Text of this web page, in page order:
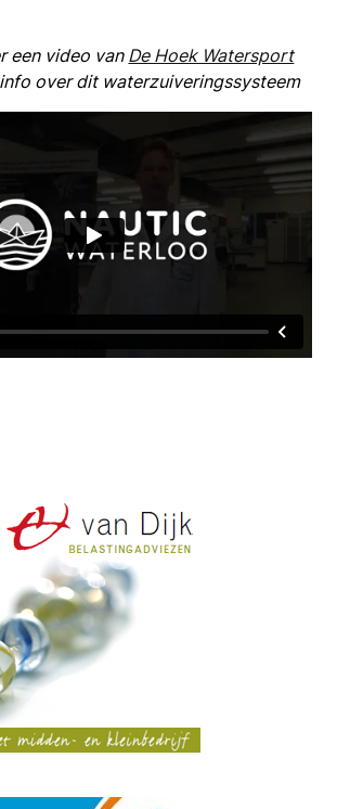
een video van De Hoek Watersport
over dit waterzuiveringssysteem